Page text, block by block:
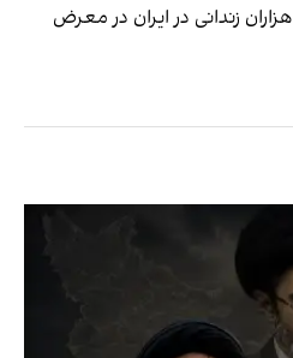
هزاران زندانی در ایران در معرض